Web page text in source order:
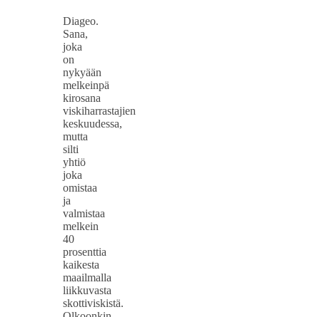
Diageo.
Sana,
joka
on
nykyään
melkeinpä
kirosana
viskiharrastajien
keskuudessa,
mutta
silti
yhtiö
joka
omistaa
ja
valmistaa
melkein
40
prosenttia
kaikesta
maailmalla
liikkuvasta
skottiviskistä.